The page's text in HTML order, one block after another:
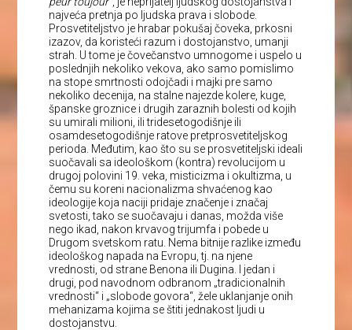
najveća pretnja po ljudska prava i slobode.
Prosvetiteljstvo je hrabar pokušaj čoveka, prkosni
izazov, da koristeći razum i dostojanstvo, umanji
strah. U tome je čovečanstvo umnogome i uspelo u
poslednjih nekoliko vekova, ako samo pomislimo
na stope smrtnosti odojčadi i majki pre samo
nekoliko decenija, na stalne najezde kolere, kuge,
španske groznice i drugih zaraznih bolesti od kojih
su umirali milioni, ili tridesetogodišnje ili
osamdesetogodišnje ratove pretprosvetiteljskog
perioda. Međutim, kao što su se prosvetiteljski ideali
suočavali sa ideološkom (kontra) revolucijom u
drugoj polovini 19. veka, misticizma i okultizma, u
čemu su koreni nacionalizma shvaćenog kao
ideologije koja naciji pridaje značenje i značaj
svetosti, tako se suočavaju i danas, možda više
nego ikad, nakon krvavog trijumfa i pobede u
Drugom svetskom ratu. Nema bitnije razlike između
ideološkog napada na Evropu, tj. na njene
vrednosti, od strane Benona ili Dugina. I jedan i
drugi, pod navodnom odbranom „tradicionalnih
vrednosti“ i „slobode govora“, žele uklanjanje onih
mehanizama kojima se štiti jednakost ljudi u
dostojanstvu.